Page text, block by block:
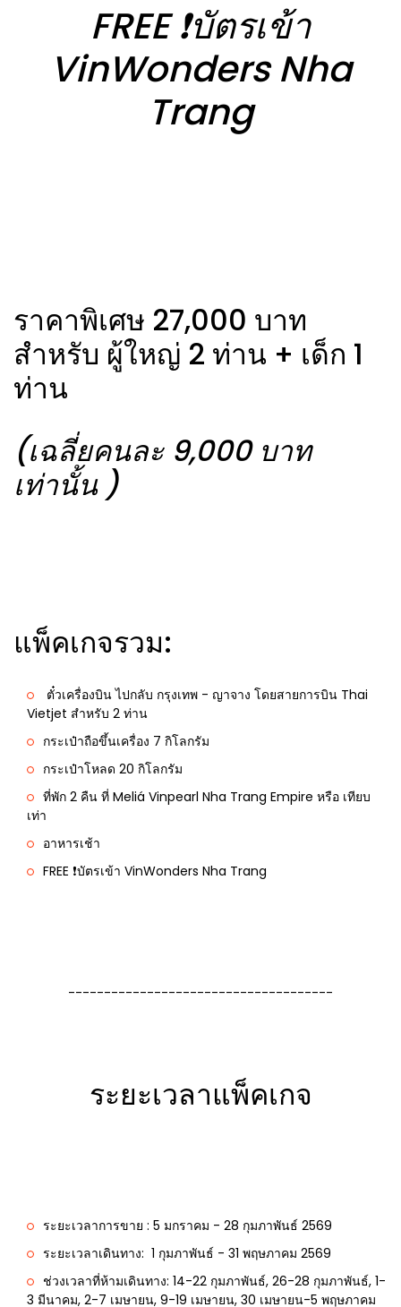
FREE ❗️บัตรเข้า
VinWonders Nha
Trang
ราคาพิเศษ 27,000 บาท
สำหรับ ผู้ใหญ่ 2 ท่าน + เด็ก 1
ท่าน
(เฉลี่ยคนละ 9,000 บาท
เท่านั้น )
แพ็คเกจรวม:
ตั๋วเครื่องบิน ไปกลับ กรุงเทพ - ญาจาง โดยสายการบิน Thai
Vietjet สำหรับ 2 ท่าน
กระเป๋าถือขึ้นเครื่อง 7 กิโลกรัม
กระเป๋าโหลด 20 กิโลกรัม
ที่พัก 2 คืน ที่ Meliá Vinpearl Nha Trang Empire หรือ เทียบ
เท่า
อาหารเช้า
FREE ❗️บัตรเข้า VinWonders Nha Trang
-------------------------------------
ระยะเวลาแพ็คเกจ
ระยะเวลาการขาย : 5 มกราคม - 28 กุมภาพันธ์ 2569
ระยะเวลาเดินทาง: 1 กุมภาพันธ์ - 31 พฤษภาคม 2569
ช่วงเวลาที่ห้ามเดินทาง: 14-22 กุมภาพันธ์, 26-28 กุมภาพันธ์, 1-
3 มีนาคม, 2-7 เมษายน, 9-19 เมษายน, 30 เมษายน-5 พฤษภาคม